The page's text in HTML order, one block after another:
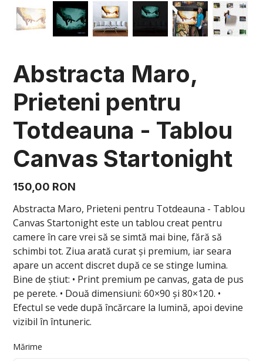
Abstracta Maro,
Prieteni pentru
Totdeauna - Tablou
Canvas Startonight
Preț
150,00 RON
Abstracta Maro, Prieteni pentru Totdeauna - Tablou
Canvas Startonight este un tablou creat pentru
camere în care vrei să se simtă mai bine, fără să
schimbi tot. Ziua arată curat și premium, iar seara
apare un accent discret după ce se stinge lumina.
Bine de știut: • Print premium pe canvas, gata de pus
pe perete. • Două dimensiuni: 60×90 și 80×120. •
Efectul se vede după încărcare la lumină, apoi devine
vizibil în întuneric.
Mărime